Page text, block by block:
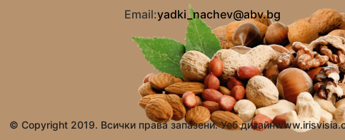
Email:yadki_nachev@abv.bg
© Copyright 2019. Всички права запазени. Уеб дизайн